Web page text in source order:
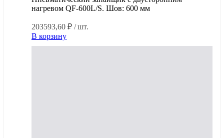
нагревом QF-600L/S. Шов: 600 мм
203593,60 ₽ / шт.
В корзину